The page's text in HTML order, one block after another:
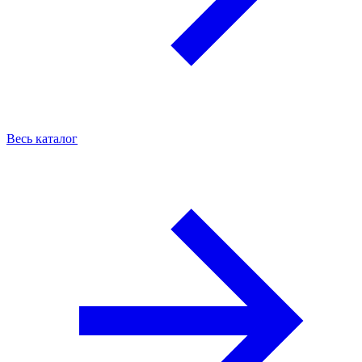
Весь каталог